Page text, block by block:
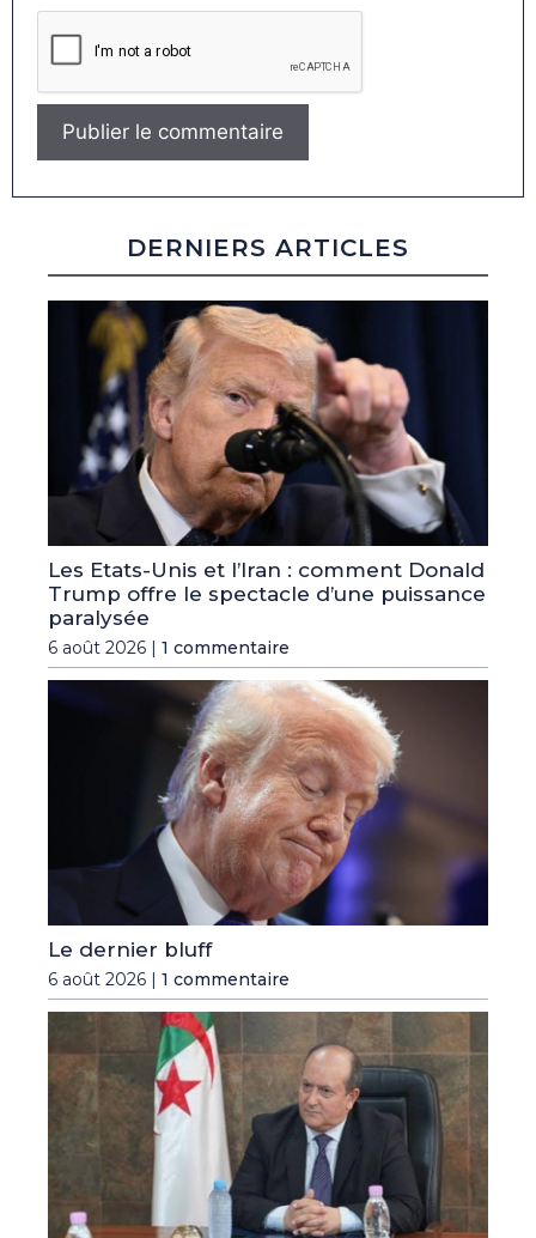
DERNIERS ARTICLES
Les Etats-Unis et l’Iran : comment Donald
Trump offre le spectacle d’une puissance
paralysée
6 août 2026 | 1 commentaire
Le dernier bluff
6 août 2026 | 1 commentaire